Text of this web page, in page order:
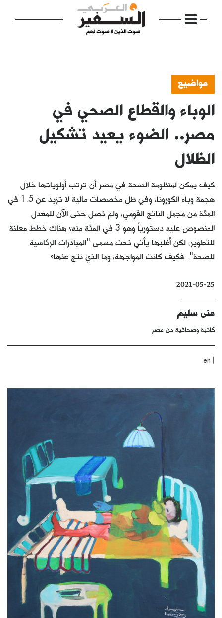
الرئيسية
إفتتاحية
دفاتر
بالصورة
كتّابنا
الأرشيف
مواضيع
الوباء والقطاع الصحي في
مصر.. الضوء يعيد تشكيل
الظلال
كيف يمكن لمنظومة الصحة في مصر أن ترتب أولوياتها خلال
هجمة وباء الكورونا، وفي ظل مخصصات مالية لا تزيد عن 1.5 في
المئة من مجمل الناتج القومي، ولم تصل حتى الآن للمعدل
المنصوص عليه دستورياً وهو 3 في المئة منه؟ هناك خطط معلنة
للتطوير، لكن أغلبها يأتي تحت مسمى "المبادرات الرئاسية
للصحة". فكيف كانت المواجهة، وما الذي نتج عنها؟
2021-05-25
منى سليم
كاتبة وصحافية من مصر
|
en